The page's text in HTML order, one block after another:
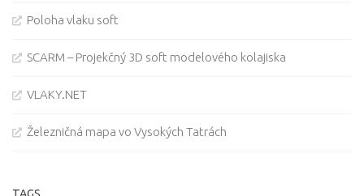
Poloha vlaku soft
SCARM – Projekčný 3D soft modelového kolajiska
VLAKY.NET
Železničná mapa vo Vysokých Tatrách